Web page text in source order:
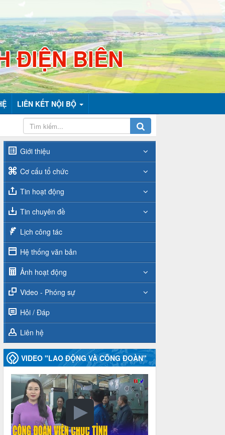
ĐIỆN BIÊN
LIÊN KẾT NỘI BỘ
Giới thiệu
Cơ cấu tổ chức
Tin hoạt động
Tin chuyên đề
Lịch công tác
Hệ thống văn bản
Ảnh hoạt động
Video - Phóng sự
Hỏi / Đáp
Liên hệ
VIDEO "LAO ĐỘNG VÀ CÔNG ĐOÀN"